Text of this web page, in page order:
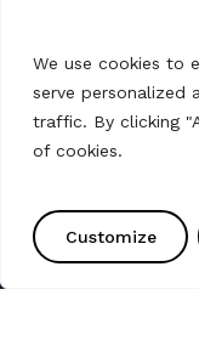
We use cookies to
serve personalized
traffic. By clicking
of cookies.
Customize
Podjetje AMT
izgradnjo
storitve, kot so